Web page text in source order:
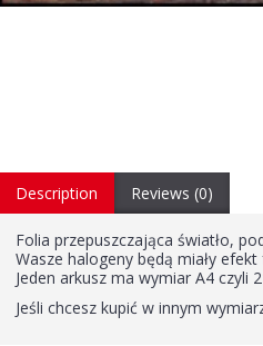
Description Reviews (0)
Folia przepuszczająca światło,
Wasze halogeny będą miały
Jeden arkusz ma wymiar A4 czyli
Jeśli chcesz kupić w innym